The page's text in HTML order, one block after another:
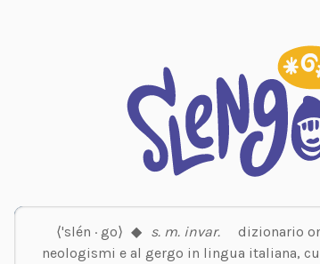
⟨'slén · go⟩ ◆ s. m. invar.
dizionario
neologismi e al gergo in lingua italiana,